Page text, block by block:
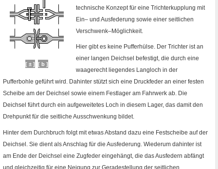
[ ± ] [ b ]
technische Konzept für eine Trichterkupplung mit
Ein– und Ausfederung sowie einer seitlichen
Verschwenk–Möglichkeit.
Hier gibt es keine Pufferhülse. Der Trichter ist an
einer langen Deichsel befestigt, die durch eine
waagerecht liegendes Langloch in der
Pufferbohle geführt wird. Dahinter stützt sich eine Druckfeder an einer festen
Scheibe am der Deichsel sowie einem Festlager am Fahrwerk ab. Die
Deichsel führt durch ein aufgeweitetes Loch in diesem Lager, das damit den
Drehpunkt für die seitliche Ausschwenkung bildet.
Hinter dem Durchbruch folgt mit etwas Abstand dazu eine Festscheibe auf der
Deichsel. Sie dient als Anschlag für die Ausfederung. Wiederum dahinter ist
am Ende der Deichsel eine Zugfeder eingehängt, die das Ausfedern abfängt
und gleichzeitig für eine Neigung zur Geradestellung der seitlichen